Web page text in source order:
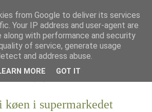
i supermarkedet
from Google to deliver its services
Your IP address and user-agent are
along with performance and security
of service, generate usage
and address abuse.
MORE GOT IT